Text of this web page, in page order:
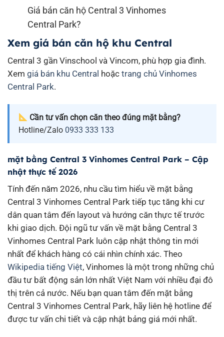
Giá bán căn hộ Central 3 Vinhomes
Central Park?
Xem giá bán căn hộ khu Central
Central 3 gần Vinschool và Vincom, phù hợp gia đình.
Xem giá bán khu Central hoặc trang chủ Vinhomes
Central Park.
Cần tư vấn chọn căn theo đúng mặt bằng?
Hotline/Zalo 0933 333 133
mặt bằng Central 3 Vinhomes Central Park – Cập
nhật thực tế 2026
Tính đến năm 2026, nhu cầu tìm hiểu về mặt bằng
Central 3 Vinhomes Central Park tiếp tục tăng khi cư
dân quan tâm đến layout và hướng căn thực tế trước
khi giao dịch. Đội ngũ tư vấn về mặt bằng Central 3
Vinhomes Central Park luôn cập nhật thông tin mới
nhất để khách hàng có cái nhìn chính xác. Theo
Wikipedia tiếng Việt, Vinhomes là một trong những chủ
đầu tư bất động sản lớn nhất Việt Nam với nhiều đại đô
thị trên cả nước. Nếu bạn quan tâm đến mặt bằng
Central 3 Vinhomes Central Park, hãy liên hệ hotline để
được tư vấn chi tiết và cập nhật bảng giá mới nhất.